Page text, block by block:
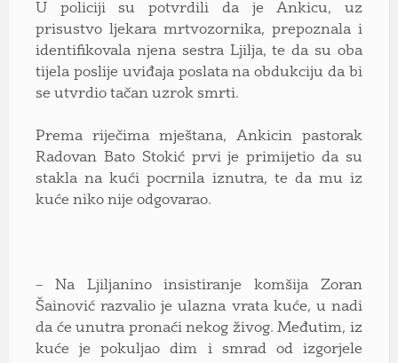
U policiji su potvrdili da je Ankicu, uz
prisustvo ljekara mrtvozornika, prepoznala i
identifikovala njena sestra Ljilja, te da su oba
tijela poslije uviđaja poslata na obdukciju da bi
se utvrdio tačan uzrok smrti.
Prema riječima mještana, Ankicin pastorak
Radovan Bato Stokić prvi je primijetio da su
stakla na kući pocrnila iznutra, te da mu iz
kuće niko nije odgovarao.
– Na Ljiljanino insistiranje komšija Zoran
Šainović razvalio je ulazna vrata kuće, u nadi
da će unutra pronaći nekog živog. Međutim, iz
kuće je pokuljao dim i smrad od izgorjele